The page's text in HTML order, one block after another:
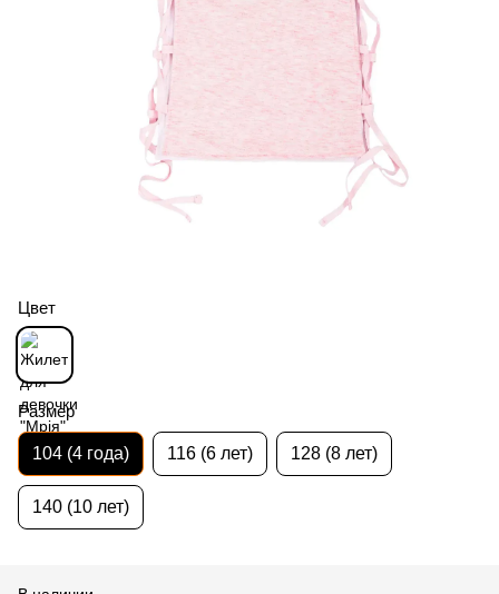
Цвет
Размер
104 (4 года) 116 (6 лет) 128 (8 лет)
140 (10 лет)